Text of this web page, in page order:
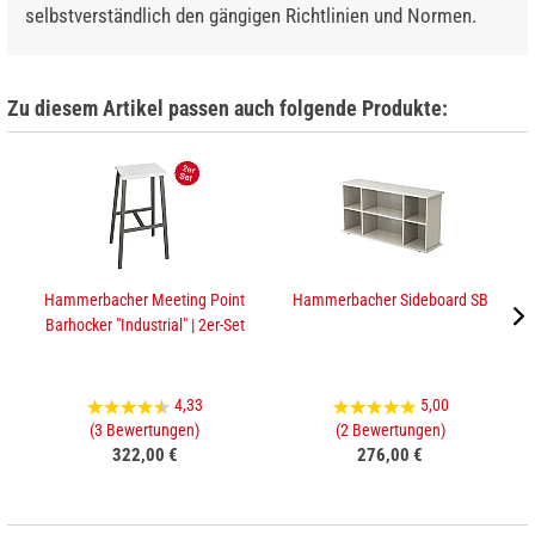
selbstverständlich den gängigen Richtlinien und Normen.
Zu diesem Artikel passen auch folgende Produkte:
Hammerbacher Meeting Point
Barhocker "Industrial" | 2er-Set
4,33
(3 Bewertungen)
322,00 €
Hammerbacher Sideboard SB
5,00
(2 Bewertungen)
276,00 €